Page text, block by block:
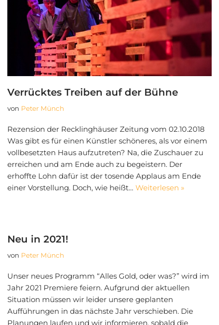
Verrücktes Treiben auf der Bühne
von Peter Münch
Rezension der Recklinghäuser Zeitung vom 02.10.2018
Was gibt es für einen Künstler schöneres, als vor einem
vollbesetzten Haus aufzutreten? Na, die Zuschauer zu
erreichen und am Ende auch zu begeistern. Der
erhoffte Lohn dafür ist der tosende Applaus am Ende
einer Vorstellung. Doch, wie heißt… Weiterlesen »
Neu in 2021!
von Peter Münch
Unser neues Programm “Alles Gold, oder was?” wird im
Jahr 2021 Premiere feiern. Aufgrund der aktuellen
Situation müssen wir leider unsere geplanten
Aufführungen in das nächste Jahr verschieben. Die
Planungen laufen und wir informieren, sobald die